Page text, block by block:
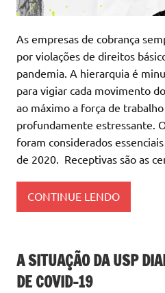
As empresas de cobrança
por violações de direitos
pandemia. A hierarquia é
para vigiar cada movimento
ao máximo a força de
profundamente estressante.
foram considerados
de 2020. Receptivas são as
CONTINUE LENDO
A SITUAÇÃO DA USP
DE COVID-19